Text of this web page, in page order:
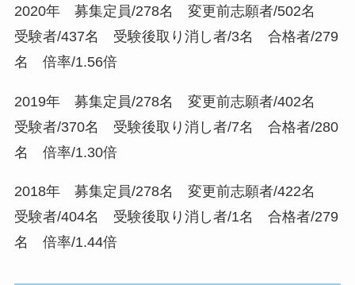
2020年 募集定員/278名 変更前志願者/502名
受験者/437名 受験後取り消し者/3名 合格者/279
名 倍率/1.56倍
2019年 募集定員/278名 変更前志願者/402名
受験者/370名 受験後取り消し者/7名 合格者/280
名 倍率/1.30倍
2018年 募集定員/278名 変更前志願者/422名
受験者/404名 受験後取り消し者/1名 合格者/279
名 倍率/1.44倍